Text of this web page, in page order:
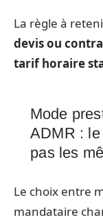
La règle à
devis ou
tarif horaire
Mode
ADMR : le
pas les
Le choix entre
mandataire